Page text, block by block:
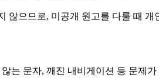
않으므로, 미공개 원고를 다룰 때
는 문자, 깨진 내비게이션 등 문제가